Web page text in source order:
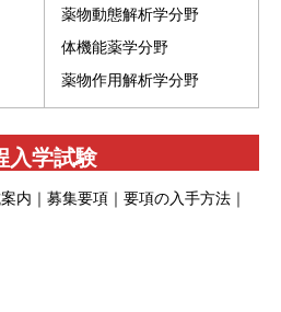
薬物動態解析学分野
体機能薬学分野
薬物作用解析学分野
入学試験
案内｜募集要項｜要項の入手方法｜